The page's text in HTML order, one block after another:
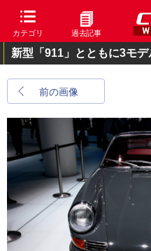
カテゴリ 過去記事
新型「911」とともに3モ
前の画像